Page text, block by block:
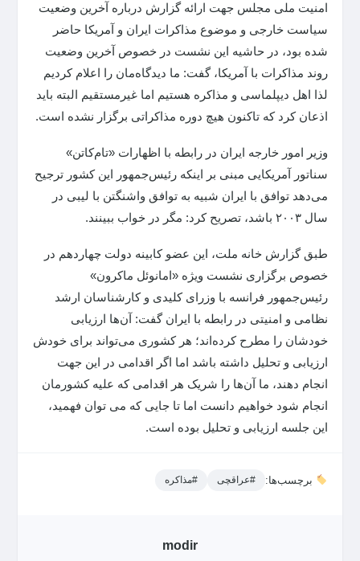
امنیت ملی مجلس جهت ارائه گزارش درباره آخرین وضعیت
سیاست خارجی و موضوع مذاکرات ایران و آمریکا حاضر
شده بود، در حاشیه این نشست در خصوص آخرین وضعیت
روند مذاکرات با آمریکا، گفت: ما دیدگاه‌مان را اعلام کردیم
لذا اهل دیپلماسی و مذاکره هستیم اما غیرمستقیم البته باید
اذعان کرد که تاکنون هیچ دوره مذاکراتی برگزار نشده است.
وزیر امور خارجه ایران در رابطه با اظهارات «تام‌کاتن»
سناتور آمریکایی مبنی بر اینکه رئیس‌جمهور این کشور ترجیح
می‌دهد توافق با ایران شبیه به توافق واشنگتن با لیبی در
سال ۲۰۰۳ باشد، تصریح کرد: مگر در خواب ببینند.
طبق گزارش خانه ملت، این عضو کابینه دولت چهاردهم در
خصوص برگزاری نشست ویژه «امانوئل ماکرون»
رئیس‌جمهور فرانسه با وزرای کلیدی و کارشناسان ارشد
نظامی و امنیتی در رابطه با ایران گفت: آن‌ها ارزیابی
خودشان را مطرح کرده‌اند؛ هر کشوری می‌تواند برای خودش
ارزیابی و تحلیل داشته باشد اما اگر اقدامی در این جهت
انجام دهند، ما آن‌ها را شریک هر اقدامی که علیه کشورمان
انجام شود خواهیم دانست اما تا جایی که می توان فهمید،
این جلسه ارزیابی و تحلیل بوده است.
برچسب‌ها: #عراقچی #مذاکره
modir